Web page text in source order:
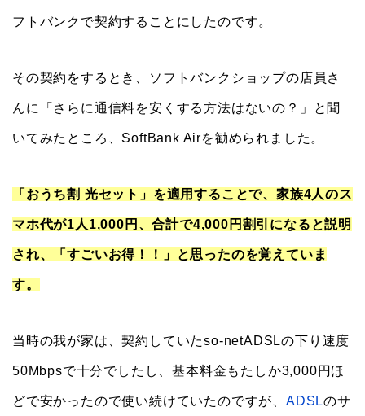
フトバンクで契約することにしたのです。
その契約をするとき、ソフトバンクショップの店員さ
んに「さらに通信料を安くする方法はないの？」と聞
いてみたところ、SoftBank Airを勧められました。
「おうち割 光セット」を適用することで、家族4人のス
マホ代が1人1,000円、合計で4,000円割引になると説明
され、「すごいお得！！」と思ったのを覚えていま
す。
当時の我が家は、契約していたso-netADSLの下り速度
50Mbpsで十分でしたし、基本料金もたしか3,000円ほ
どで安かったので使い続けていたのですが、 ADSLのサ